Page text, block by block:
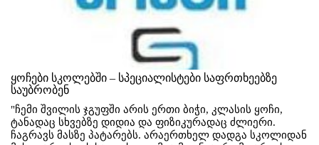
ყოჩები სკოლებში – სპეციალისტები საფრთხეებზე
საუბრობენ
"ჩემი შვილის ჯგუფში არის ერთი ბიჭი, კლასის ყოჩი,
ტანადაც სხვებზე დიდია და ფიზიკურადაც ძლიერი.
ჩაგრავს მასზე პატარებს. არაერთხელ დადგა სკოლიდან